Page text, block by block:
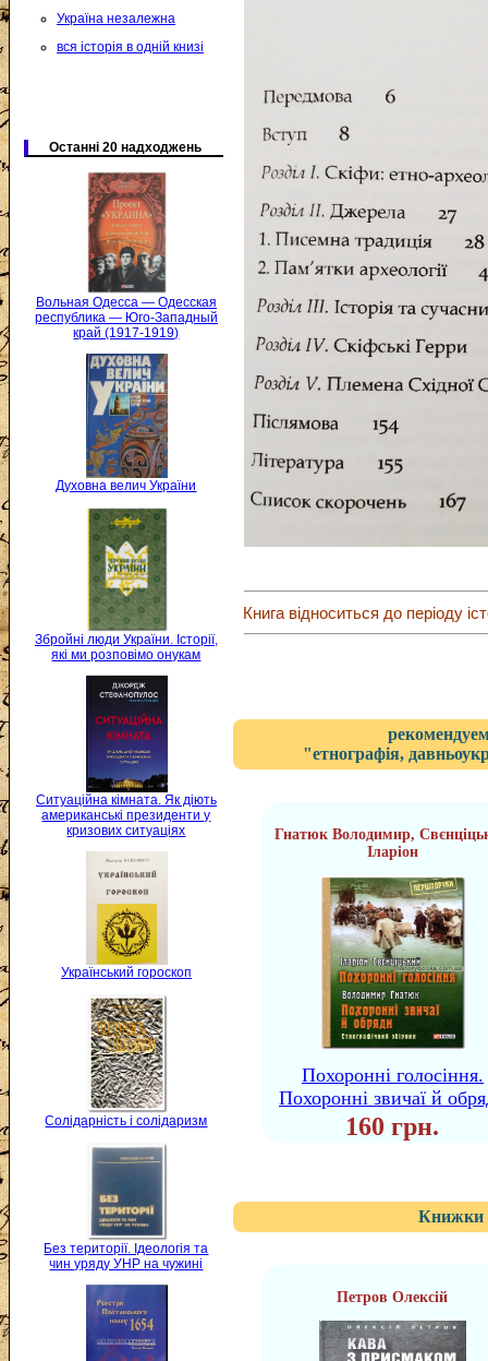
Україна незалежна
вся історія в одній книзі
Останні 20 надходжень
Вольная Одесса — Одесская
республика — Юго-Западный
край (1917-1919)
Духовна велич України
Збройні люди України. Історії,
які ми розповімо онукам
Ситуаційна кімната. Як діють
американські президенти у
кризових ситуаціях
Український гороскоп
Солідарність і солідаризм
Без території. Ідеологія та
чин уряду УНР на чужині
Книга відноситься до періоду
"етнографія,
Гнатюк Володимир,
Іларіон
Похоронні голосіння.
Похоронні звичаї й
160 грн.
Книжки
Петров Олексій